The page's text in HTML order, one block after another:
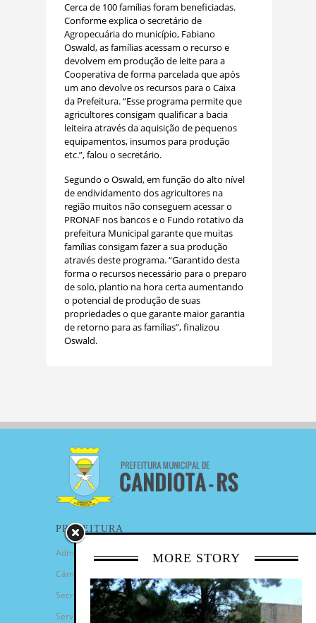
Cerca de 100 famílias foram beneficiadas.
Conforme explica o secretário de
Agropecuária do município, Fabiano
Oswald, as famílias acessam o recurso e
devolvem em produção de leite para a
Cooperativa de forma parcelada que após
um ano devolve os recursos para o Caixa
da Prefeitura. “Esse programa permite que
agricultores consigam qualificar a bacia
leiteira através da aquisição de pequenos
equipamentos, insumos para produção
etc.”, falou o secretário.
Segundo o Oswald, em função do alto nível
de endividamento dos agricultores na
região muitos não conseguem acessar o
PRONAF nos bancos e o Fundo rotativo da
prefeitura Municipal garante que muitas
famílias consigam fazer a sua produção
através deste programa. “Garantido desta
forma o recursos necessário para o preparo
de solo, plantio na hora certa aumentando
o potencial de produção de suas
propriedades o que garante maior garantia
de retorno para as famílias”, finalizou
Oswald.
MORE STORY
PREFEITURA
Administração Municipal
Câmara de Vereadores
Secretarias
Serviços